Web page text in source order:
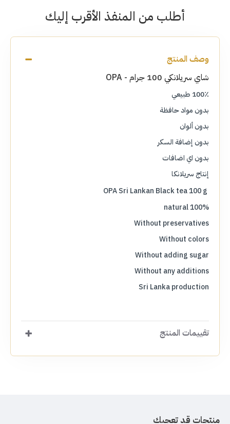
أطلب من المنفذ الأقرب إليك
وصف المنتج
شاي سريلانكي 100 جرام -
100٪ طبيعي
بدون مواد حافظة
بدون ألوان
بدون إضافة السكر
بدون اي اضافات
إنتاج سريلانكا
100% natural
Without preservatives
Without colors
Without adding sugar
Without any additions
Sri Lanka production
تقييمات المنتج
منتجات قد تعجبك